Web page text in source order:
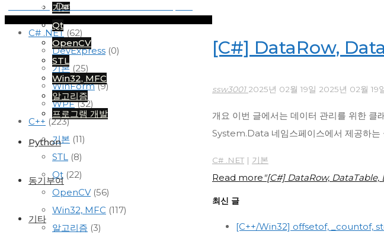
기본
Qt
OpenCV
STL
Win32, MFC
알고리즘
프로그램 개발
Python
동기부여
기타
[WinForm] DataGridView – DataTable, List
[C#] DataRow,
ssw3001 2025년 02월 19일 2025년 02월 19
개요 이번 글에서는 데이터 관리를 위한
System.Data 네임스페이스에서 제공하는
C# .NET | 기본
Read more "[C#] DataRow, DataTable,
최신 글
[C++/Win32] offsetof, _countof,
C# .NET (62)
DevExpress (0)
기본 (25)
WinForm(9)
WPF(32)
C++ (223)
기본 (11)
STL (8)
Qt (22)
OpenCV(56)
Win32, MFC (117)
알고리즘 (3)